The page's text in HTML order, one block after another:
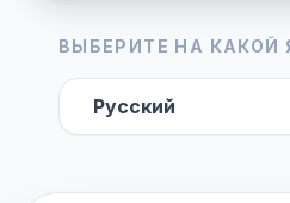
ВЫБЕРИТЕ НА КАКОЙ